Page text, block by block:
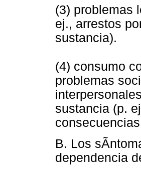
(3) problemas
ej., arrestos
sustancia).
(4) consumo
problemas
sustancia (p.
B. Los
dependencia